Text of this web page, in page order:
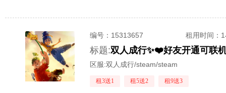
编号： 15313657 租用时间 ：
标题:双人成行✨❤️好友开通可联
区服:双人成行/steam/steam
租3送1 租5送2 租9送3